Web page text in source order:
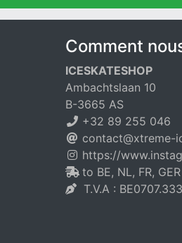
Comment
ICESKATESHOP
Ambachtslaan 10
B-3665 AS
+32 89 255 046
contact@xtreme-
https://
to BE, NL, FR, GER
T.V.A :